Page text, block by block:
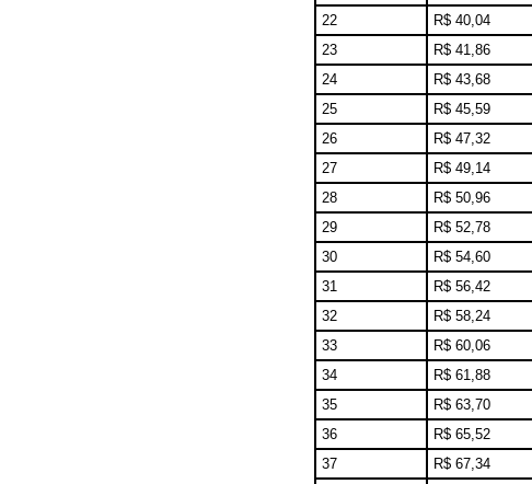
22
R$ 40,04
23
R$ 41,86
24
R$ 43,68
25
R$ 45,59
26
R$ 47,32
27
R$ 49,14
28
R$ 50,96
29
R$ 52,78
30
R$ 54,60
31
R$ 56,42
32
R$ 58,24
33
R$ 60,06
34
R$ 61,88
35
R$ 63,70
36
R$ 65,52
37
R$ 67,34